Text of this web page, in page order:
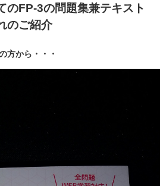
のFP-3の問題集兼テキスト
のご紹介
方から・・・